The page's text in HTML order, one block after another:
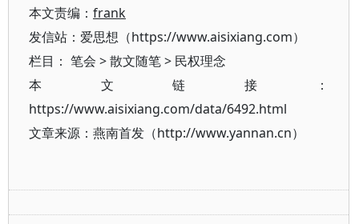
本文责编： frank
发信站：爱思想（https://www.aisixiang.com）
栏目： 笔会 >散文随笔> 民权理念
本文链接：
https://www.aisixiang.com/data/6492.html
文章来源：燕南首发（http://www.yannan.cn）